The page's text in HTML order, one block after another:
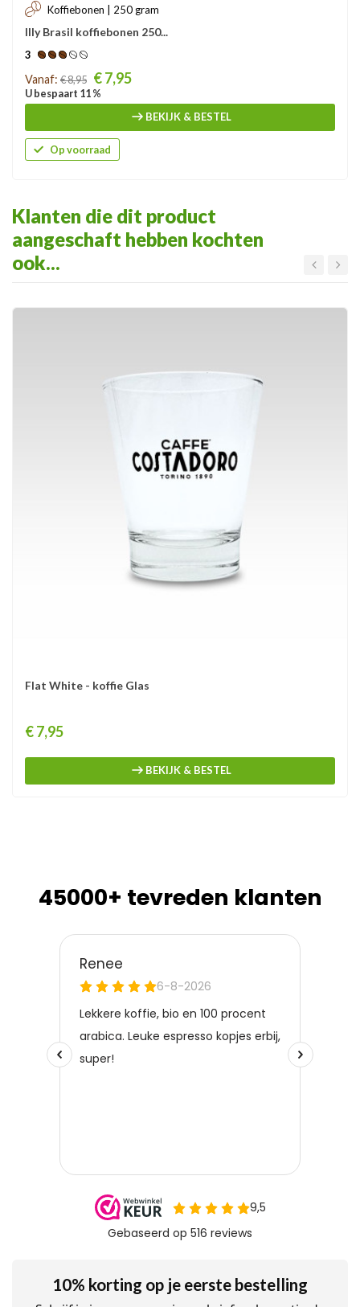
Koffiebonen | 250 gram
Illy Brasil koffiebonen 250...
3
Prijs
Vanaf: € 8,95 € 7,95
U bespaart 11 %
BEKIJK & BESTEL
Op voorraad
Klanten die dit product
aangeschaft hebben kochten
ook...
Flat White - koffie Glas
Prijs
€ 7,95
BEKIJK & BESTEL
45000+ tevreden klanten
10% korting op je eerste bestelling